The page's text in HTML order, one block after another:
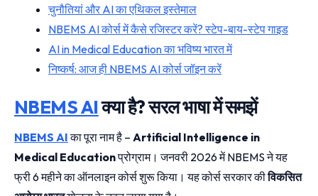
चुनौतियां और AI का एथिकल इस्तेमाल
NBEMS AI कोर्स में कैसे रजिस्टर करें? स्टेप-बाय-स्टेप गाइड
AI in Medical Education का भविष्य भारत में
निष्कर्ष: आज ही NBEMS AI कोर्स जॉइन करें
NBEMS AIक्या है? सरल भाषा में समझें
NBEMS AIका पूरा नाम है – Artificial Intelligence in
Medical Educationप्रोग्राम। जनवरी 2026 में NBEMS ने यह
फ्री 6 महीने का ऑनलाइन कोर्स शुरू किया। यह कोर्स सरकार कीविकसित